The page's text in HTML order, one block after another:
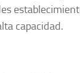
capacidad.